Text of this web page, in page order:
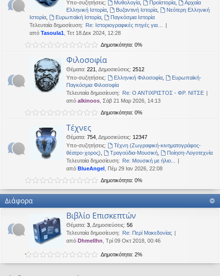
Υπο-συζητήσεις:
Μυθολογία, Προϊστορία,
Αρχαία
Ελληνική Ιστορία
Βυζαντινή Ιστορία,
Νεότερη Ελληνική
Ιστορία
Ευρωπαϊκή Ιστορία,
Παγκόσμια Ιστορία
Τελευταία δημοσίευση: Re: Ιστοριογραφικές πηγές για…
από Tasoula1 , Τετ 18 Δεκ 2024, 12:28
Δημοτικότητα: 0%
Φιλοσοφία
Θέματα: 221 Δημοσιεύσεις: 2512
Υπο-συζητήσεις:
Ελληνική Φιλοσοφία,
Ευρωπαϊκή-
Παγκόσμια Φιλοσοφία
Τελευταία δημοσίευση: Re: Ο ΑΝΤΙΧΡΙΣΤΟΣ - ΦΡ. ΝΙΤΣΕ
από alkinoos , Σάβ 21 Μαρ 2026, 14:13
Δημοτικότητα: 0%
Τέχνες
Θέματα: 754 Δημοσιεύσεις: 12347
Υπο-συζητήσεις:
Τέχνη (Ζωγραφική-κινηματογράφος-
θέατρο-χορος)
Τραγούδια-Μουσική,
Ποίηση-Λογοτεχνία
Τελευταία δημοσίευση: Re: Μουσική με ήλιο...
από BlueAngel , Πέμ 29 Ιαν 2026, 22:08
Δημοτικότητα: 0%
Διάφορα
Βιβλίο Επισκεπτών
Θέματα: 3 Δημοσιεύσεις: 56
Τελευταία δημοσίευση: Re: Περί Μακεδονίας
από Dhmellhn , Τρί 09 Οκτ 2018, 00:46
Δημοτικότητα: 2%